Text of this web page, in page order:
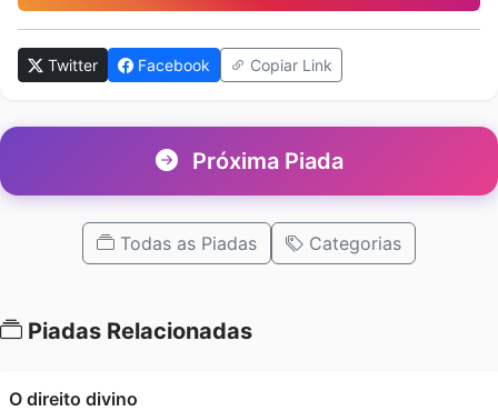
Twitter Facebook Copiar Link
Próxima Piada
Todas as Piadas Categorias
Piadas Relacionadas
O direito divino